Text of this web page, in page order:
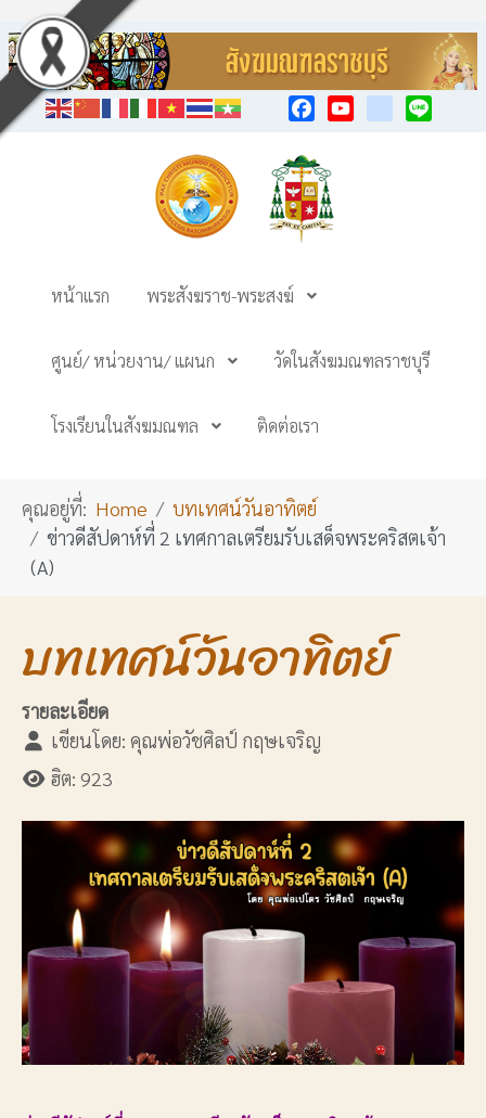
หน้าแรก พระสังฆราช-พระสงฆ์
ศูนย์/ หน่วยงาน/ แผนก วัดในสังฆมณฑลราชบุรี
โรงเรียนในสังฆมณฑล ติดต่อเรา
คุณอยู่ที่: Home
บทเทศน์วันอาทิตย์
ข่าวดีสัปดาห์ที่ 2 เทศกาลเตรียมรับเสด็จพระคริสตเจ้า
(A)
บทเทศน์วันอาทิตย์
รายละเอียด
เขียนโดย: คุณพ่อวัชศิลป์ กฤษเจริญ
ฮิต: 923